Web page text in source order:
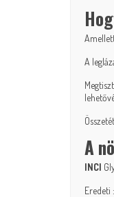
A
A
INCI
Eredeti